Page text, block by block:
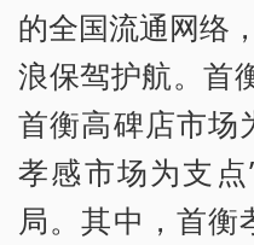
的全国流通网络
浪保驾护航。首
首衡高碑店市场
孝感市场为支
局。其中，首衡